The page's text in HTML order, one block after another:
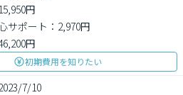
円
サポート：2,970円
円
初期費用を知りたい
7/10